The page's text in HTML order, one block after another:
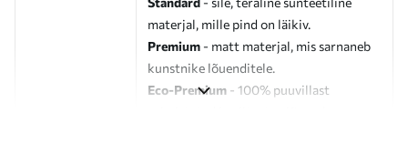
materjal, mille pind on läikiv.
Premium - matt materjal, mis sarnaneb
kunstnike lõuenditele.
Eco-Premium - 100% puuvillast